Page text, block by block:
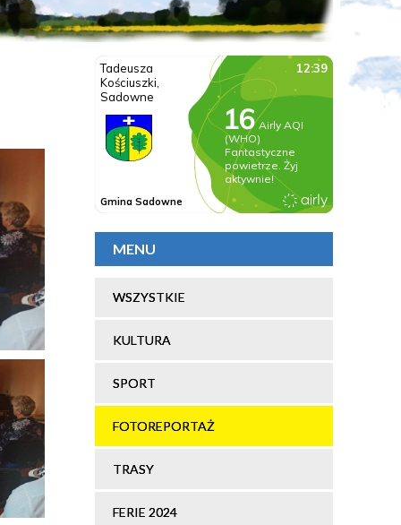
MENU
WSZYSTKIE
KULTURA
SPORT
FOTOREPORTAŻ
TRASY
FERIE 2024